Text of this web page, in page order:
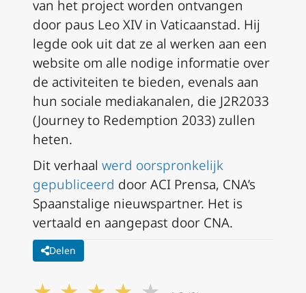
van het project worden ontvangen
door paus Leo XIV in Vaticaanstad. Hij
legde ook uit dat ze al werken aan een
website om alle nodige informatie over
de activiteiten te bieden, evenals aan
hun sociale mediakanalen, die J2R2033
(Journey to Redemption 2033) zullen
heten.
Dit verhaal werd oorspronkelijk
gepubliceerd door ACI Prensa, CNA’s
Spaanstalige nieuwspartner. Het is
vertaald en aangepast door CNA.
Delen